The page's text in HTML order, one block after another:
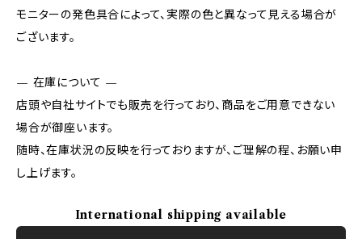
モニターの発色具合によって、実際の色と異なって見える場合が
ございます。
— 在庫について —
店頭や自社サイトでも販売を行っており、商品をご用意できない
場合が御座います。
随時、在庫状況の反映を行っておりますが、ご理解の程、お願い申
し上げます。
International shipping available